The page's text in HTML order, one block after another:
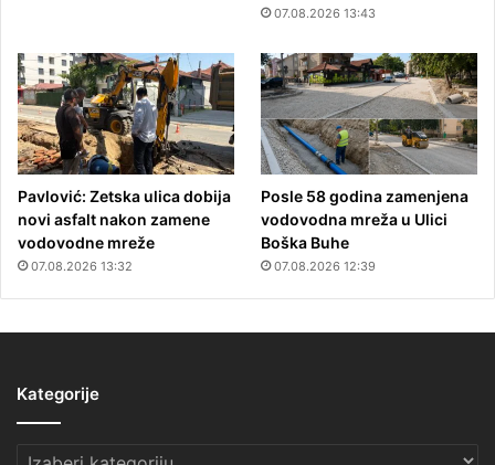
07.08.2026 13:43
Pavlović: Zetska ulica dobija
novi asfalt nakon zamene
vodovodne mreže
07.08.2026 13:32
Posle 58 godina zamenjena
vodovodna mreža u Ulici
Boška Buhe
07.08.2026 12:39
Kategorije
Kategorije